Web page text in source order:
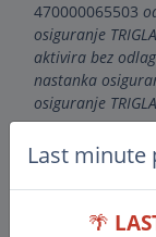
470000065503
osiguranje
aktivira bez
nastanka
osiguranje
(Putnik svoja
pravosnanžne i
Arbitražnog
spora, u skladu
Last minute
🌴